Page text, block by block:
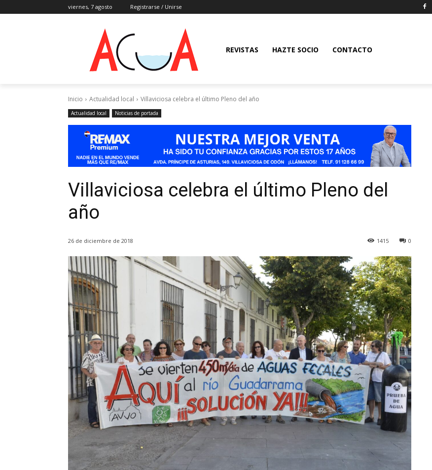
viernes, 7 agosto Registrarse / Unirse
REVISTAS HAZTE SOCIO CONTACTO
Inicio Actualidad local Villaviciosa celebra el último Pleno del año
Actualidad local Noticias de portada
Villaviciosa celebra el último Pleno del
año
26 de diciembre de 2018 0
1415